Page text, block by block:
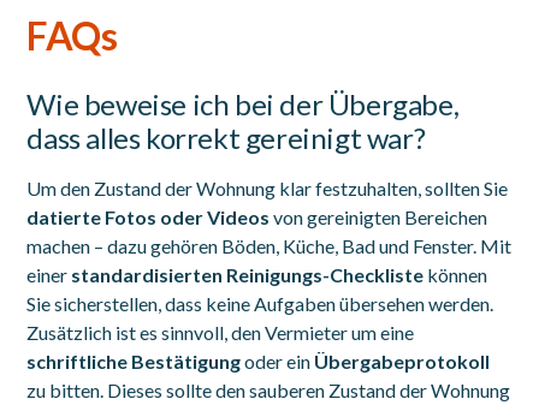
FAQs
Wie beweise ich bei der Übergabe,
dass alles korrekt gereinigt war?
Um den Zustand der Wohnung klar festzuhalten, sollten Sie
datierte Fotos oder Videos von gereinigten Bereichen
machen – dazu gehören Böden, Küche, Bad und Fenster. Mit
einer standardisierten Reinigungs-Checkliste können
Sie sicherstellen, dass keine Aufgaben übersehen werden.
Zusätzlich ist es sinnvoll, den Vermieter um eine
schriftliche Bestätigungoder ein Übergabeprotokoll
zu bitten. Dieses sollte den sauberen Zustand der Wohnung